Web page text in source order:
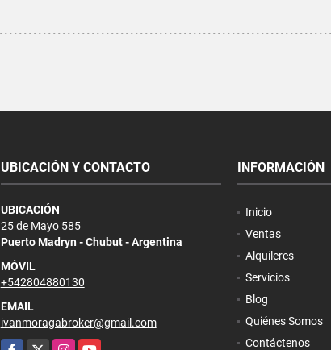
UBICACIÓN Y CONTACTO
UBICACIÓN
25 de Mayo 585
Puerto Madryn - Chubut - Argentina
MÓVIL
+542804880130
EMAIL
ivanmoragabroker@gmail.com
Facebook
X InstagramYouTube
INFORMACIÓN
Inicio
Ventas
Alquileres
Servicios
Blog
Quiénes Somos
Contáctenos